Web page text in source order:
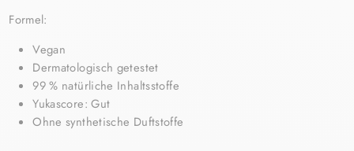
Formel:
Vegan
Dermatologisch getestet
99 % natürliche Inhaltsstoffe
Yukascore: Gut
Ohne synthetische Duftstoffe